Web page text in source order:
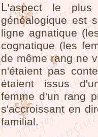
L'aspect le plus
généalogique est
ligne agnatique
cognatique (les
de même rang ne
n'étaient pas
étaient issus
femme d'un rang
s'accroissant en
familial.